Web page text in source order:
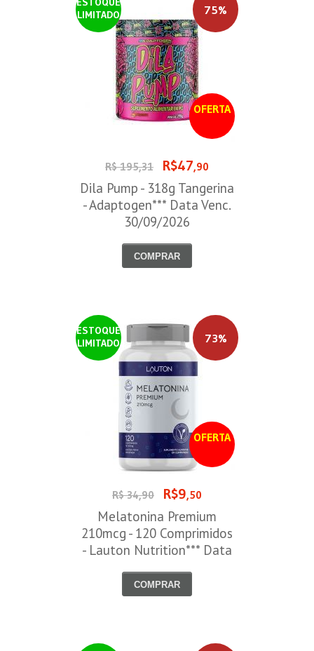
LIMITADO
OFERTA
75%
R$ 195,31 R$47,90
Dila Pump - 318g Tangerina
- Adaptogen*** Data Venc.
30/09/2026
COMPRAR
ESTOQUE
LIMITADO
OFERTA
73%
R$ 34,90 R$9,50
Melatonina Premium
210mcg - 120 Comprimidos
- Lauton Nutrition*** Data
COMPRAR